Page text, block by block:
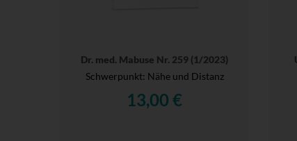
Dr. med. Mabuse Nr. 259 (1/2023)
Schwerpunkt: Nähe und Distanz
13,00 €